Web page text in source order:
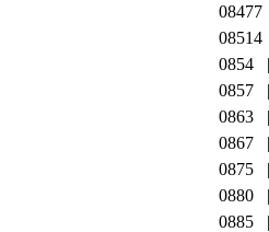
08477
08514
0854
0857
0863
0867
0875
0880
0885